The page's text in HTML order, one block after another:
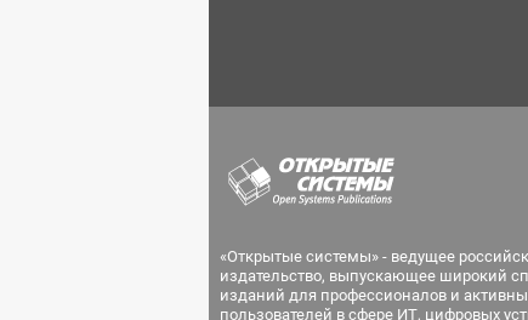
«Открытые системы» - ведущее
издательство, выпускающее широкий
изданий для профессионалов и
пользователей в сфере ИТ, цифровых